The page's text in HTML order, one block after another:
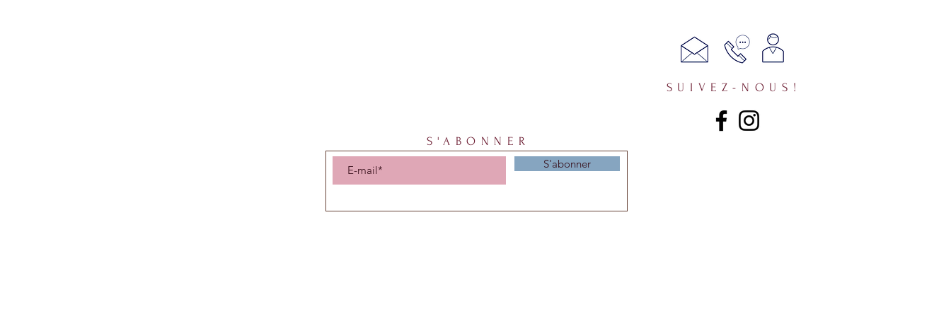
SUIVEZ-NOUS!
S'ABONNER
S'abonner